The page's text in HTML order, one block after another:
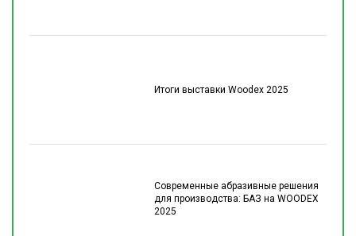
Итоги выставки Woodex 2025
Современные абразивные решения
для производства: БАЗ на WOODEX
2025